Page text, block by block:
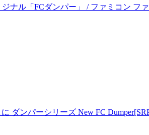
ナル「FCダンパー」 / ファミコン フ
ダンパーシリーズ New FC